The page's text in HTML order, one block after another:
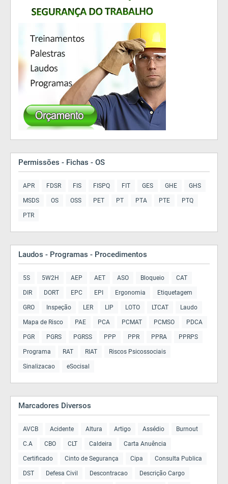
Permissões - Fichas - OS
APR FDSR FIS FISPQ FIT GES GHE GHS
MSDS OS OSS PET PT PTA PTE PTQ
PTR
Laudos - Programas - Procedimentos
5S 5W2H AEP AET ASO Bloqueio CAT
DIR DORT EPC EPI Ergonomia Etiquetagem
GRO Inspeção LER LIP LOTO LTCAT Laudo
Mapa de Risco PAE PCA PCMAT PCMSO PDCA
PGR PGRS PGRSS PPP PPR PPRA PPRPS
Programa RAT RIAT Riscos Psicossociais
Sinalizacao eSocisal
Marcadores Diversos
AVCB Acidente Altura Artigo Assédio Burnout
C.A CBO CLT Caldeira Carta Anuência
Certificado Cinto de Segurança Cipa Consulta Publica
DST Defesa Civil Descontracao Descrição Cargo